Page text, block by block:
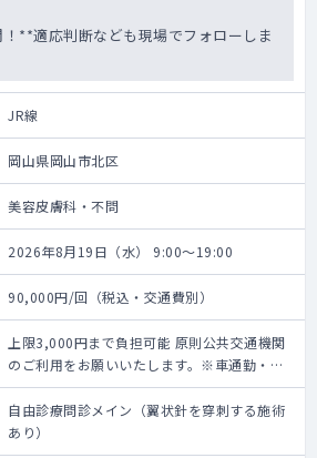
**適応判断なども現場でフォローしま
JR線
岡山県岡山市北区
美容皮膚科・不問
2026年8月19日（水） 9:00～19:00
90,000円/回（税込・交通費別）
上限3,000円まで負担可能 原則公共交通機関
のご利用をお願いいたします。※車通勤・タ
クシー利用要相談
自由診療問診メイン（翼状針を穿刺する施術
あり）